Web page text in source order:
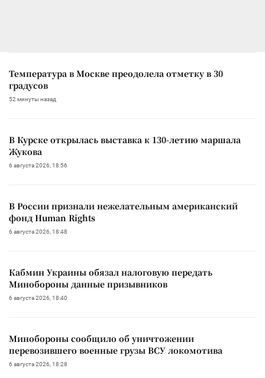
Температура в Москве преодолела отметку в 30
градусов
52 минуты назад
В Курске открылась выставка к 130-летию маршала
Жукова
6 августа 2026, 18:56
В России признали нежелательным американский
фонд Human Rights
6 августа 2026, 18:48
Кабмин Украины обязал налоговую передать
Минобороны данные призывников
6 августа 2026, 18:40
Минобороны сообщило об уничтожении
перевозившего военные грузы ВСУ локомотива
6 августа 2026, 18:28